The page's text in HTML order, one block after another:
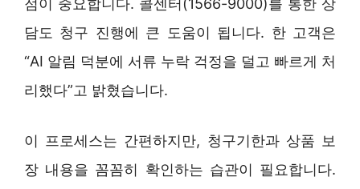
점이 중요합니다. 콜센터(1566-9000)를 통한 상
담도 청구 진행에 큰 도움이 됩니다. 한 고객은
“AI 알림 덕분에 서류 누락 걱정을 덜고 빠르게 처
리했다”고 밝혔습니다.
이 프로세스는 간편하지만, 청구기한과 상품 보
장 내용을 꼼꼼히 확인하는 습관이 필요합니다.